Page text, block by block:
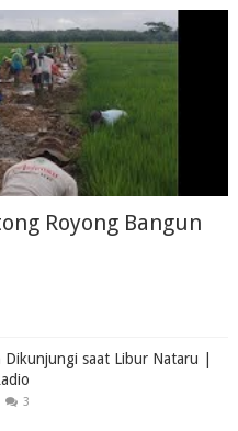
Royong Bangun
Dikunjungi saat Libur Nataru |
3